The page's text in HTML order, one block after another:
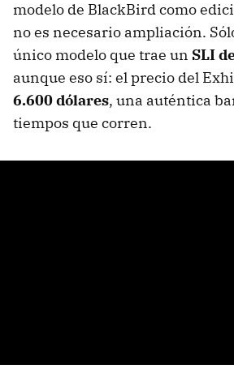
modelo de BlackBird como
no es necesario ampliación.
único modelo que trae un SLI
aunque eso sí: el precio del
6.600 dólares, una auténtica
tiempos que corren.